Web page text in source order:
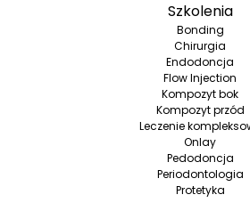
Szkolenia
Bonding
Chirurgia
Endodoncja
Flow Injection
Kompozyt bok
Kompozyt przód
Leczenie
Onlay
Pedodoncja
Periodontologia
Protetyka